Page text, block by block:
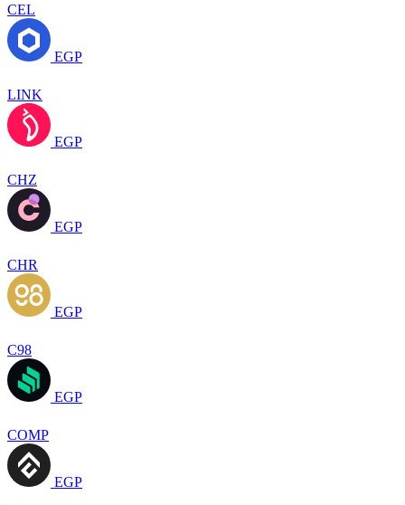
CEL
EGP
LINK
EGP
CHZ
EGP
CHR
EGP
C98
EGP
COMP
EGP